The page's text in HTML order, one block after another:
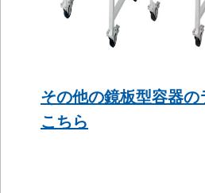
その他の鏡板型容器
こちら